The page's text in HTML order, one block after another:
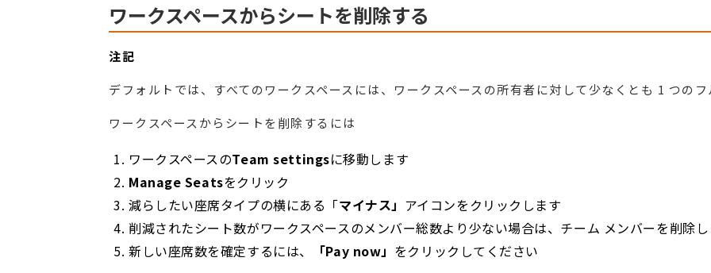
ワークスペースからシートを削除する
注記
デフォルトでは、すべてのワークスペースには、ワークスペースの所有者に対して少なくとも 1 つのフ
ワークスペースからシートを削除するには
ワークスペースのTeam settingsに移動します
Manage Seatsをクリック
減らしたい座席タイプの横にある「マイナス」 アイコンをクリックします
削減されたシート数がワークスペースのメンバー総数より少ない場合は、チーム メンバーを削除し
新しい座席数を確定するには、
「Pay now」 をクリックしてください